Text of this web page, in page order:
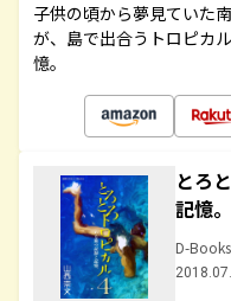
子供の頃から夢見ていた
が、島で出合うトロピカ
憶。
とろ
記憶
D-Books